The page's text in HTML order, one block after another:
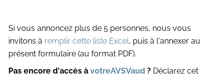
Si vous annoncez plus de 5 personnes, nous vous
invitons à remplir cette liste Excel, puis à l'annexer au
présent formulaire (au format PDF).
Pas encore d'accès à votreAVSVaud ? Déclarez cet